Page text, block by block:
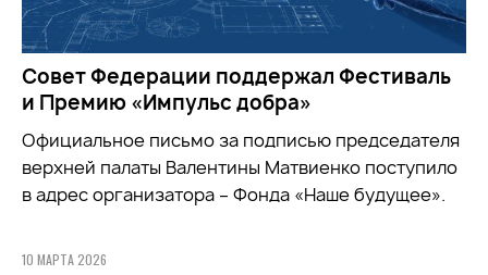
Совет Федерации поддержал Фестиваль
и Премию «Импульс добра»
Официальное письмо за подписью председателя
верхней палаты Валентины Матвиенко поступило
в адрес организатора – Фонда «Наше будущее».
10 МАРТА 2026